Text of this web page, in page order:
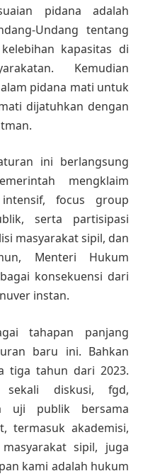
pidana adalah
Undang tentang
kapasitas di
Kemudian
pidana mati untuk
dijatuhkan dengan
ini berlangsung
mengklaim
focus group
serta partisipasi
masyarakat sipil, dan
Menteri Hukum
konsekuensi dari
instan.
tahapan panjang
baru ini. Bahkan
tiga tahun dari 2023.
sekali diskusi, fgd,
uji publik bersama
termasuk akademisi,
sipil, juga
kami adalah hukum